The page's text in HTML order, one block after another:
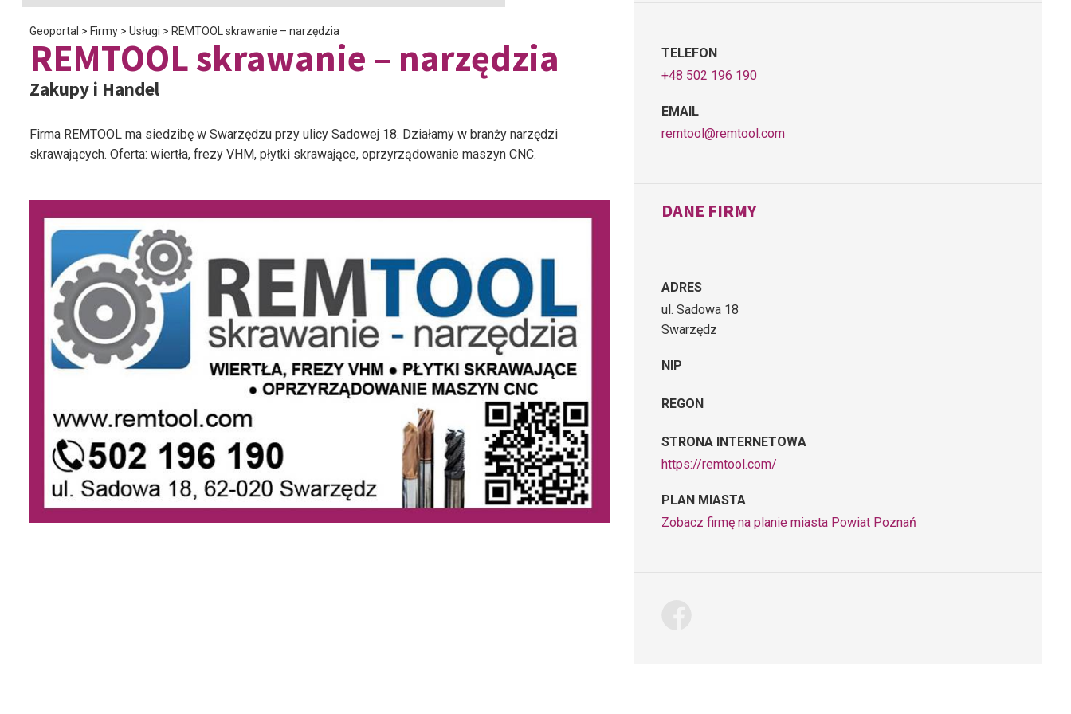
Geoportal > Firmy > Usługi > REMTOOL skrawanie – narzędzia
REMTOOL skrawanie – narzędzia
Zakupy i Handel
Firma REMTOOL ma siedzibę w Swarzędzu przy ulicy Sadowej 18. Działamy w branży narzędzi
skrawających. Oferta: wiertła, frezy VHM, płytki skrawające, oprzyrządowanie maszyn CNC.
TELEFON
+48 502 196 190
EMAIL
remtool@remtool.com
DANE FIRMY
ADRES
ul. Sadowa 18
Swarzędz
NIP
REGON
STRONA INTERNETOWA
https://remtool.com/
PLAN MIASTA
Zobacz firmę na planie miasta Powiat Poznań